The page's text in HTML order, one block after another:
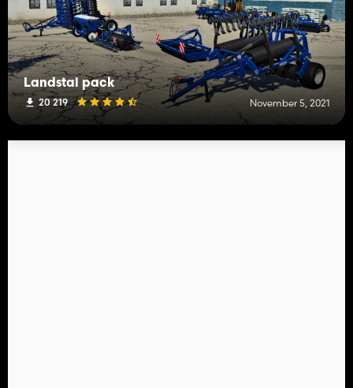
Landstal pack
20 219 November 5, 2021